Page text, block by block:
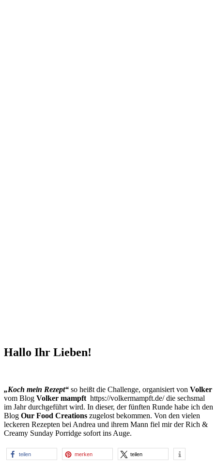
Hallo Ihr Lieben!
„Koch mein Rezept“ so heißt die Challenge, organisiert von Volker
vom Blog Volker mampft https://volkermampft.de/ die sechsmal
im Jahr durchgeführt wird. In dieser, der fünften Runde habe ich den
Blog Our Food Creations zugelost bekommen. Von den vielen
leckeren Rezepten bei Andrea und ihrem Mann fiel mir der Rich &
Creamy Sunday Porridge sofort ins Auge.
teilen merken teilen